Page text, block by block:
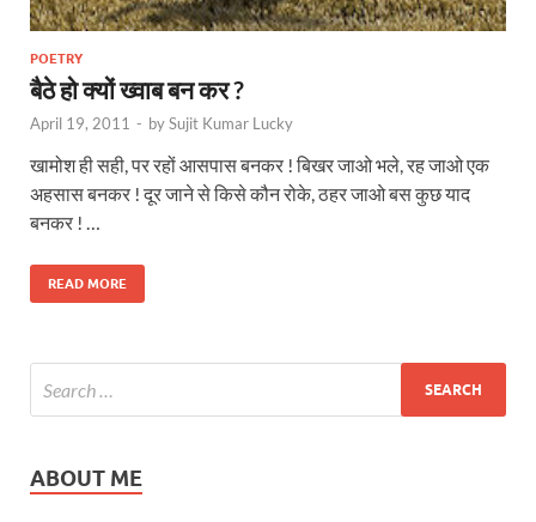
POETRY
बैठे हो क्यों ख्वाब बन कर ?
April 19, 2011 - bySujit Kumar Lucky
खामोश ही सही, पर रहों आसपास बनकर ! बिखर जाओ भले, रह जाओ एक
अहसास बनकर ! दूर जाने से किसे कौन रोके, ठहर जाओ बस कुछ याद
बनकर ! …
READ MORE
ABOUT ME